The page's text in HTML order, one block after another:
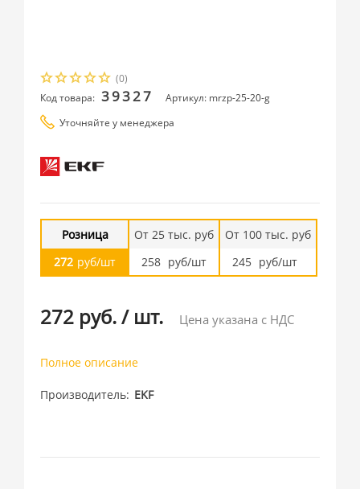
(0)
Код товара: 39327
Артикул: mrzp-25-20-g
Уточняйте у менеджера
Розница
272 руб/шт
От 25 тыс. руб
258 руб/шт
От 100 тыс. руб
245 руб/шт
272 руб./ шт. Цена указана с НДС
Полное описание
Производитель EKF